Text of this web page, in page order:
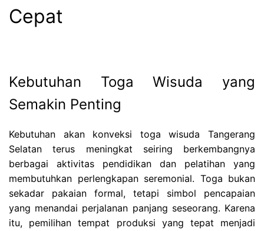
Cepat
Kebutuhan Toga Wisuda yang
Semakin Penting
Kebutuhan akan konveksi toga wisuda Tangerang
Selatan terus meningkat seiring berkembangnya
berbagai aktivitas pendidikan dan pelatihan yang
membutuhkan perlengkapan seremonial. Toga bukan
sekadar pakaian formal, tetapi simbol pencapaian
yang menandai perjalanan panjang seseorang. Karena
itu, pemilihan tempat produksi yang tepat menjadi